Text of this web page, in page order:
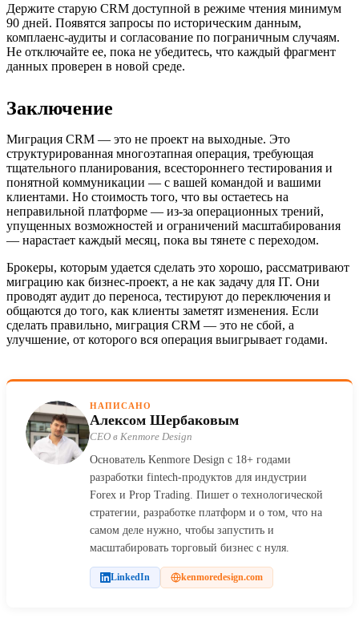
Держите старую CRM доступной в режиме чтения минимум
90 дней. Появятся запросы по историческим данным,
комплаенс-аудиты и согласование по пограничным случаям.
Не отключайте ее, пока не убедитесь, что каждый фрагмент
данных проверен в новой среде.
Заключение
Миграция CRM — это не проект на выходные. Это
структурированная многоэтапная операция, требующая
тщательного планирования, всестороннего тестирования и
понятной коммуникации — с вашей командой и вашими
клиентами. Но стоимость того, что вы остаетесь на
неправильной платформе — из‑за операционных трений,
упущенных возможностей и ограничений масштабирования
— нарастает каждый месяц, пока вы тянете с переходом.
Брокеры, которым удается сделать это хорошо, рассматривают
миграцию как бизнес‑проект, а не как задачу для IT. Они
проводят аудит до переноса, тестируют до переключения и
общаются до того, как клиенты заметят изменения. Если
сделать правильно, миграция CRM — это не сбой, а
улучшение, от которого вся операция выигрывает годами.
НАПИСАНО
Алексом Шербаковым
CEO в Kenmore Design
Основатель Kenmore Design с 18+ годами
разработки fintech-продуктов для индустрии
Forex и Prop Trading. Пишет о технологической
стратегии, разработке платформ и о том, что на
самом деле нужно, чтобы запустить и
масштабировать торговый бизнес с нуля.
LinkedIn kenmoredesign.com